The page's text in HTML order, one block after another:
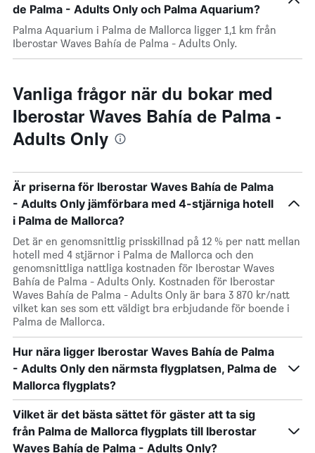
de Palma - Adults Only och Palma Aquarium?
Palma Aquarium i Palma de Mallorca ligger 1,1 km från
Iberostar Waves Bahía de Palma - Adults Only.
Vanliga frågor när du bokar med
Iberostar Waves Bahía de Palma -
Adults Only
Är priserna för Iberostar Waves Bahía de Palma
- Adults Only jämförbara med 4-stjärniga hotell
i Palma de Mallorca?
Det är en genomsnittlig prisskillnad på 12 % per natt mellan
hotell med 4 stjärnor i Palma de Mallorca och den
genomsnittliga nattliga kostnaden för Iberostar Waves
Bahía de Palma - Adults Only. Kostnaden för Iberostar
Waves Bahía de Palma - Adults Only är bara 3 870 kr/natt
vilket kan ses som ett väldigt bra erbjudande för boende i
Palma de Mallorca.
Hur nära ligger Iberostar Waves Bahía de Palma
- Adults Only den närmsta flygplatsen, Palma de
Mallorca flygplats?
Vilket är det bästa sättet för gäster att ta sig
från Palma de Mallorca flygplats till Iberostar
Waves Bahía de Palma - Adults Only?